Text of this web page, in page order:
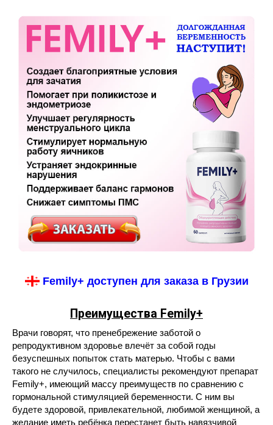
Femily+ доступен для заказа в Грузии
Преимущества Femily+
Врачи говорят, что пренебрежение заботой о
репродуктивном здоровье влечёт за собой годы
безуспешных попыток стать матерью. Чтобы с вами
такого не случилось, специалисты рекомендуют препарат
Femily+, имеющий массу преимуществ по сравнению с
гормональной стимуляцией беременности. С ним вы
будете здоровой, привлекательной, любимой женщиной, а
желание иметь ребёнка перестанет быть навязчивой